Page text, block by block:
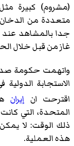
(مشروم) كبيرة
متعددة من
جدا بالمشاهد
غاز من قبل خلال
واتهمت حكومة
الاستجابة
اقترحت ان إيران
المتحدة، التي
ذلك الوقت: لا
هذه العملية.